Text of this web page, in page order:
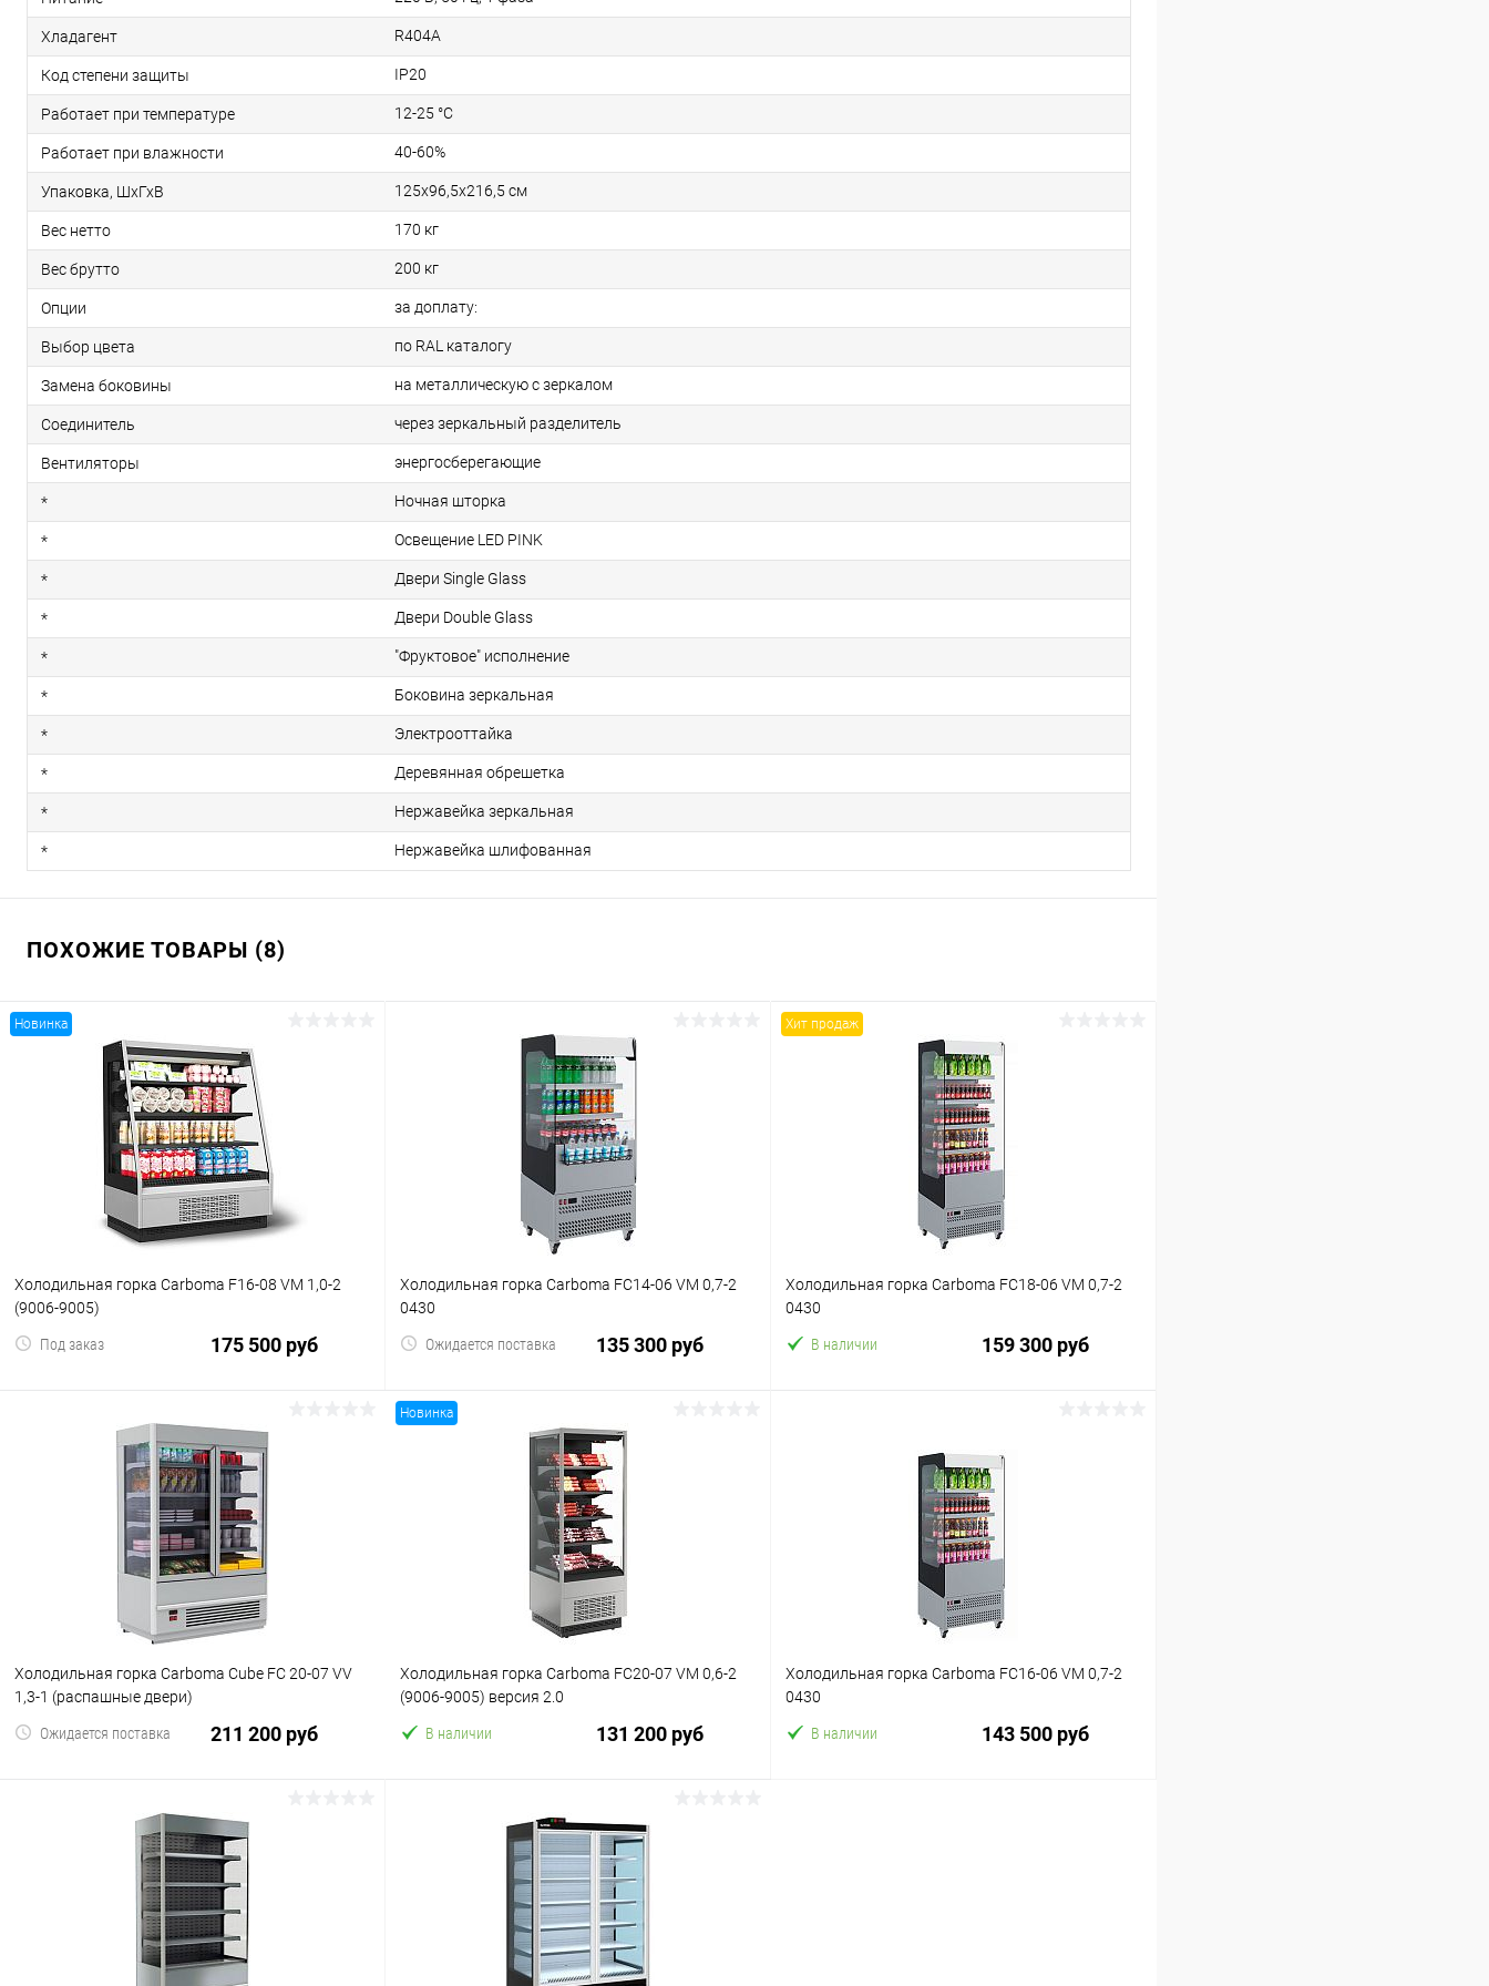
Хладагент R404A
Код степени защиты IP20
Работает при температуре 12-25 °С
Работает при влажности 40-60%
Упаковка, ШхГхВ 125х96,5х216,5 см
Вес нетто 170 кг
Вес брутто 200 кг
Опции за доплату:
Выбор цвета по RAL каталогу
Замена боковины на металлическую с зеркалом
Соединитель через зеркальный разделитель
Вентиляторы энергосберегающие
* Ночная шторка
* Освещение LED PINK
* Двери Single Glass
* Двери Double Glass
* "Фруктовое" исполнение
* Боковина зеркальная
* Электрооттайка
* Деревянная обрешетка
* Нержавейка зеркальная
* Нержавейка шлифованная
ПОХОЖИЕ ТОВАРЫ (8)
Новинка
Холодильная горка Carboma F16-08 VM 1,0-2
(9006-9005)
Под заказ 175 500 руб
В корзину
Купить в 1 клик Сравнение
Холодильная горка Carboma FC14-06 VM 0,7-2
0430
Ожидается поставка 135 300 руб
В корзину
Сравнение
Хит продаж
Холодильная горка Carboma FC18-06 VM 0,7-2
0430
В наличии 159 300 руб
Холодильная горка Carboma Cube FC 20-07 VV
1,3-1 (распашные двери)
Ожидается поставка 211 200 руб
В корзину
Сравнение
Новинка
Холодильная горка Carboma FC20-07 VM 0,6-2
(9006-9005) версия 2.0
В наличии 131 200 руб
В корзину
Купить в 1 клик Сравнение
Холодильная горка Carboma FC16-06 VM 0,7-2
0430
В наличии 143 500 руб